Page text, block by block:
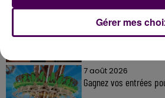
11 juillet 2026
Inscrivez-vous au
Kids !
7 août 2026
Gagnez vos entrées
Gérer mes